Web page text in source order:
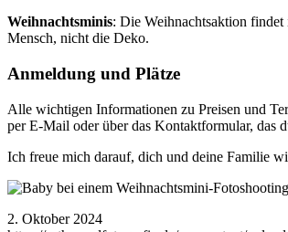
Weihnachtsminis: Die Weihnachtsaktion
Mensch, nicht die Deko.
Anmeldung und Plätze
Alle wichtigen Informationen zu Preisen und
per E-Mail oder über das Kontaktformular, das
Ich freue mich darauf, dich und deine Familie
2. Oktober 2024